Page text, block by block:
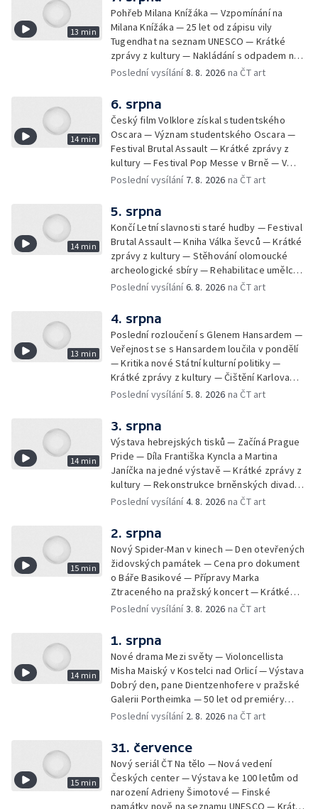
13 min
Pohřeb Milana Knížáka — Vzpomínání na
Milana Knížáka — 25 let od zápisu vily
Tugendhat na seznam UNESCO — Krátké
zprávy z kultury — Nakládání s odpadem na
festivalu Brutal Assault — Koncert Marka
Poslední vysílání8. 8. 2026 na ČT art
14 min
6. srpna
Český film Volklore získal studentského
Oscara — Význam studentského Oscara —
Festival Brutal Assault — Krátké zprávy z
kultury — Festival Pop Messe v Brně — V
Opavě promítají Odysseu z filmového pásu
Poslední vysílání 7. 8. 2026 na ČT art
14 min
5. srpna
Končí Letní slavnosti staré hudby — Festival
Brutal Assault — Kniha Válka ševců — Krátké
zprávy z kultury — Stěhování olomoucké
archeologické sbíry — Rehabilitace umělce
Milana Knížáka — Trailer na film Osamělý vlk
Poslední vysílání6. 8. 2026 na ČT art
13 min
4. srpna
Poslední rozloučení s Glenem Hansardem —
Veřejnost se s Hansardem loučila v pondělí
— Kritika nové Státní kulturní politiky —
Krátké zprávy z kultury — Čištění Karlova
mostu — Archeologický výzkum na
neslyšící
Poslední vysílání5. 8. 2026 na ČT art
14 min
3. srpna
Výstava hebrejských tisků — Začíná Prague
Pride — Díla Františka Kyncla a Martina
Janíčka na jedné výstavě — Krátké zprávy z
kultury — Rekonstrukce brněnských divadel
— Budoucnost Knihovny Václava Havla —
Kulturní tipy
Poslední vysílání4. 8. 2026 na ČT art
15 min
2. srpna
Nový Spider-Man v kinech — Den otevřených
židovských památek — Cena pro dokument
o Báře Basikové — Přípravy Marka
Ztraceného na pražský koncert — Krátké
zprávy z kultury — Nález historických
Poslední vysílání3. 8. 2026 na ČT art
14 min
1. srpna
Nové drama Mezi světy — Violoncellista
Misha Maiský v Kostelci nad Orlicí — Výstava
Dobrý den, pane Dientzenhofere v pražské
Galerii Portheimka — 50 let od premiéry
filmu Na samotě u lesa — Krátké zprávy z
Mercury
Poslední vysílání 2. 8. 2026 na ČT art
15 min
31. července
Nový seriál ČT Na tělo — Nová vedení
Českých center — Výstava ke 100 letům od
narození Adrieny Šimotové — Finské
památky nově na seznamu UNESCO — Krátké